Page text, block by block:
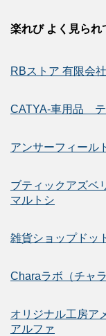
楽れび よく見られ
RBストア 有限会
CATYA-車用品 テ
アンサーフィール
ブティックアズベ
マルトシ
雑貨ショップドッ
Charaラボ（チャ
オリジナル工房ア
アルファ